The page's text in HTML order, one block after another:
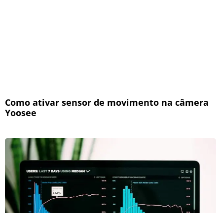
Como ativar sensor de movimento na câmera
Yoosee